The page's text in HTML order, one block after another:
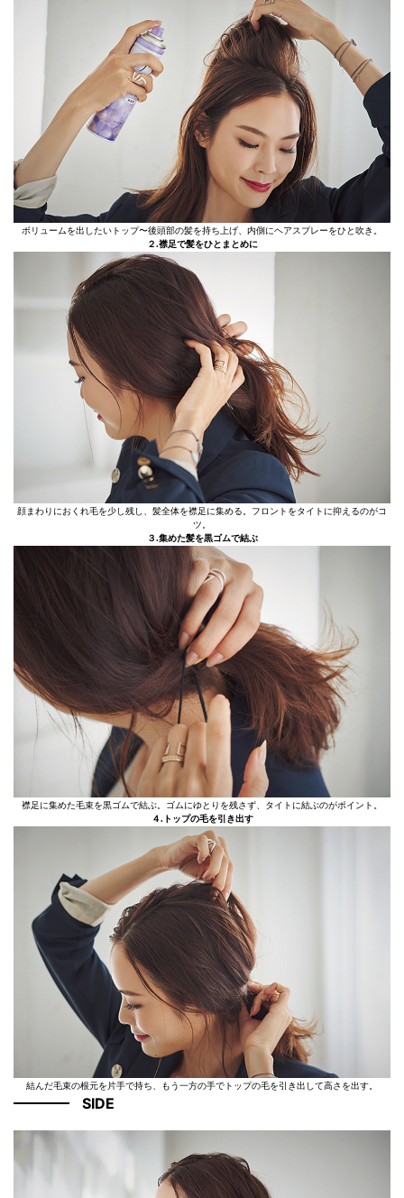
ボリュームを出したいトップ〜後頭部の髪を持ち上げ、内側にヘアスプレーをひと吹き。
２.襟足で髪をひとまとめに
顔まわりにおくれ毛を少し残し、髪全体を襟足に集める。フロントをタイトに抑えるのがコ
ツ。
３.集めた髪を黒ゴムで結ぶ
襟足に集めた毛束を黒ゴムで結ぶ。ゴムにゆとりを残さず、タイトに結ぶのがポイント。
４.トップの毛を引き出す
結んだ毛束の根元を片手で持ち、もう一方の手でトップの毛を引き出して高さを出す。
SIDE